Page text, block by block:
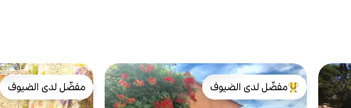
من أبرز البيوت المفضّلة لدى الضيوف
مفضّل لدى الضيوف
مفضّل لدى الضيوف
مفضّل لدى الضيوف